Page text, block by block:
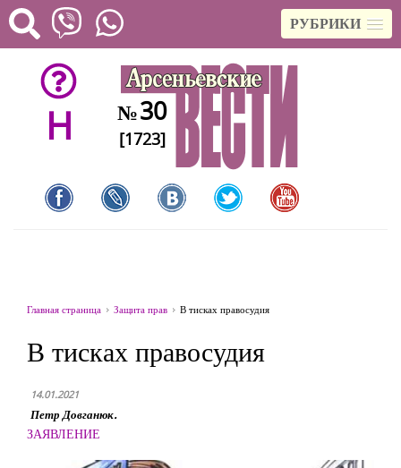
РУБРИКИ
H №30
[1723]
Главная страница Защита прав В тисках правосудия
В тисках правосудия
14.01.2021
Петр Довганюк.
ЗАЯВЛЕНИЕ